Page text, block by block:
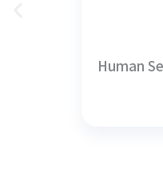
Human